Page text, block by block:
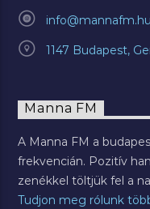
info@mannafm.hu
1147 Budapest,
Manna FM
A Manna FM a
frekvencián. Pozitív
zenékkel töltjük fel a
Tudjon meg rólunk